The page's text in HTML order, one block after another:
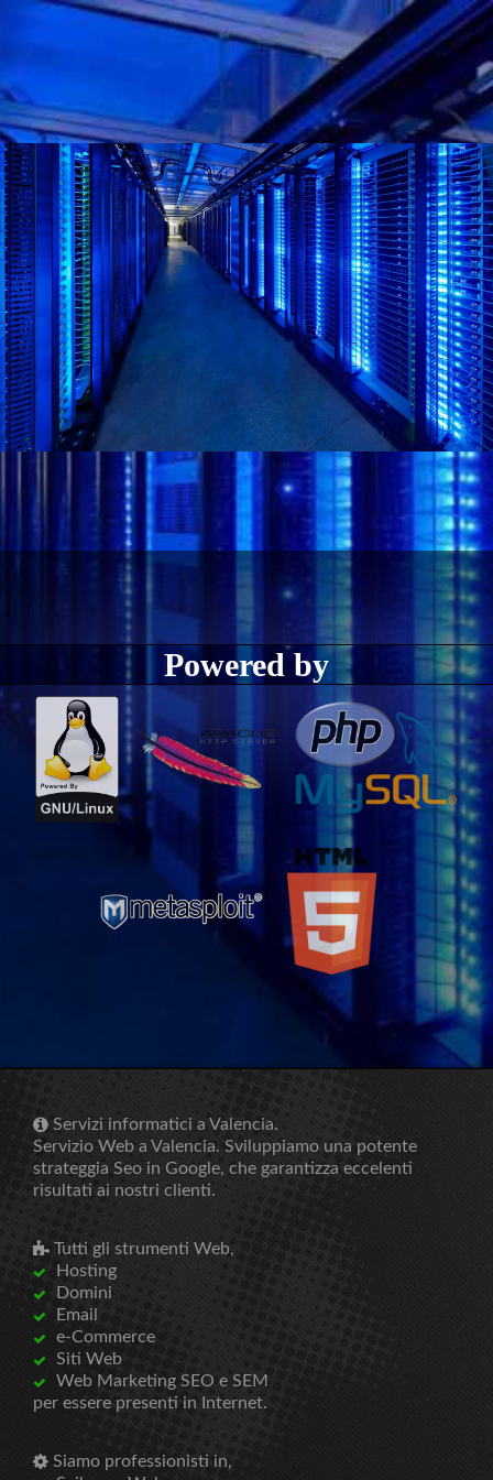
Powered by
Servizi informatici a Valencia.
Servizio Web a Valencia. Sviluppiamo una potente
strateggia Seo in Google, che garantizza eccelenti
risultati ai nostri clienti.
Tutti gli strumenti Web,
Hosting
Domini
Email
e-Commerce
Siti Web
Web Marketing SEO e SEM
per essere presenti in Internet.
Siamo professionisti in,